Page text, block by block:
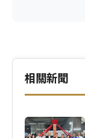
相關新聞